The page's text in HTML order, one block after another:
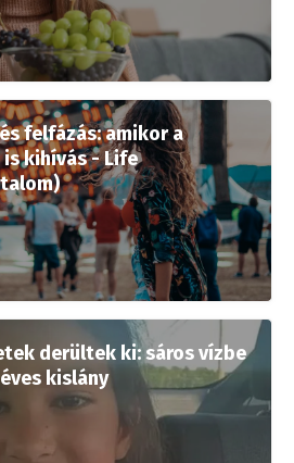
felfázás: amikor a
kihívás - Life
derültek ki: sáros vízbe
kislány